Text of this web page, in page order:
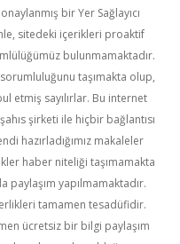
bir Yer Sağlayıcı
sitedeki içerikleri proaktif
bulunmamaktadır.
taşımakta olup,
etmiş sayılırlar. Bu internet
şirketi ile hiçbir bağlantısı
hazırladığımız makaleler
haber niteliği taşımamakta
paylaşım yapılmamaktadır.
tamamen tesadüfidir.
ücretsiz bir bilgi paylaşım